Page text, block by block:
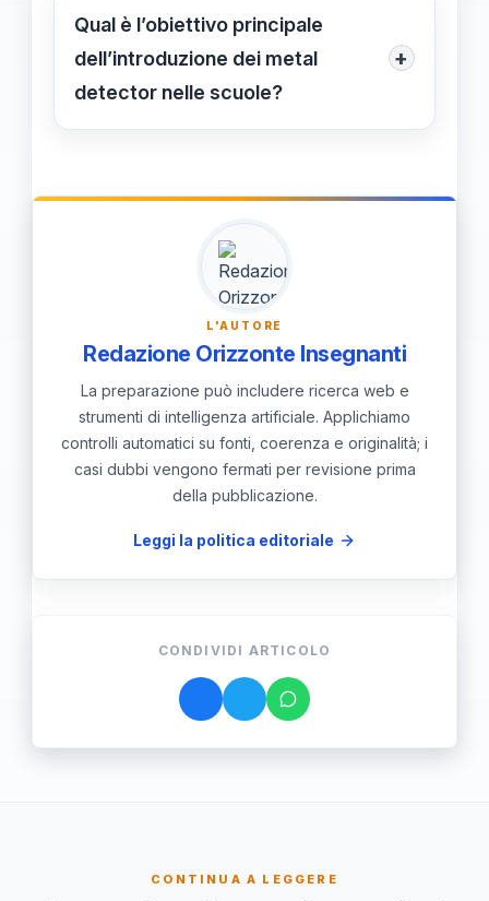
ispezioni e l’attuazione di programmi
di sensibilizzazione, oltre a campagne
educative e coinvolgimento delle
Qual è l’obiettivo principale
dell’introduzione dei metal
detector nelle scuole?
+
L’obiettivo principale è creare un
prevenire tragedie legate alla
presenza di armi, favorendo una
cultura della legalità tra i giovani.
L'AUTORE
Redazione Orizzonte Insegnanti
La preparazione può includere ricerca web e
strumenti di intelligenza artificiale. Applichiamo
controlli automatici su fonti, coerenza e originalità; i
casi dubbi vengono fermati per revisione prima
della pubblicazione.
Leggi la politica editoriale
CONDIVIDI ARTICOLO
CONTINUA A LEGGERE